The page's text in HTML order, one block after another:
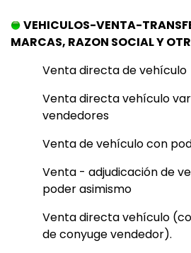
VEHICULOS-VENTA-
MARCAS, RAZON SOCIAL Y
Venta directa de vehículo
Venta directa vehículo
vendedores
Venta de vehículo con
Venta - adjudicación de
poder asimismo
Venta directa vehículo
de conyuge vendedor).